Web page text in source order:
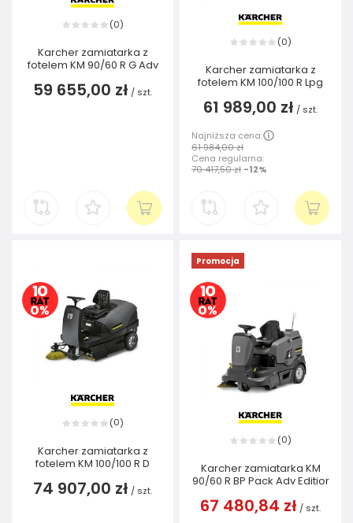
(0)
Karcher zamiatarka z
fotelem KM 90/60 R G Adv
59 655,00 zł / szt.
(0)
Karcher zamiatarka z
fotelem KM 100/100 R Lpg
61 989,00 zł / szt.
Najniższa cena:
61 984,00 zł
Cena regularna:
70 417,50 zł -12%
(0)
Karcher zamiatarka z
fotelem KM 100/100 R D
74 907,00 zł / szt.
Promocja
(0)
Karcher zamiatarka KM
90/60 R BP Pack Adv Editior
67 480,84 zł / szt.